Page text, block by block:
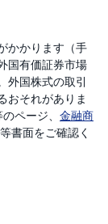
かかります（手
国有価証券市場
外国株式の取引
おそれがありま
ページ、 金融商
書面をご確認く